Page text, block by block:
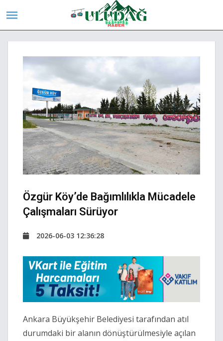
Özgür Köy’de Bağımlılıkla Mücadele
Çalışmaları Sürüyor
2026-06-03 12:36:28
Ankara Büyükşehir Belediyesi tarafından atıl
durumdaki bir alanın dönüştürülmesiyle açılan